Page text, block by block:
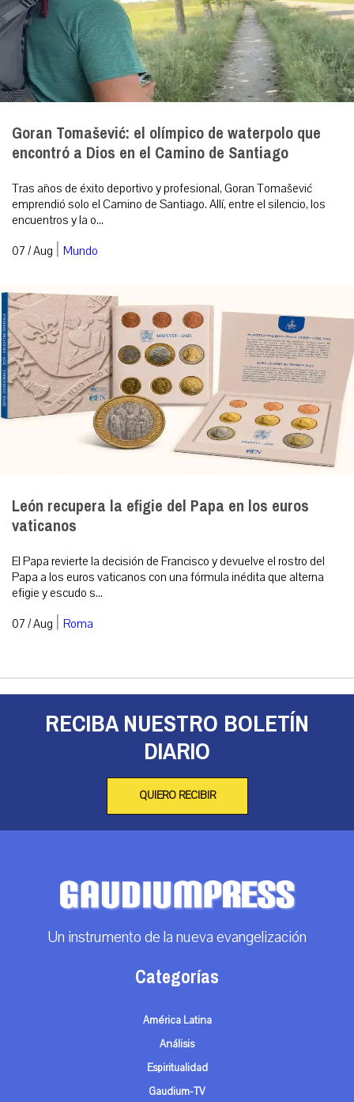
Goran Tomašević: el olímpico de waterpolo que
encontró a Dios en el Camino de Santiago
Tras años de éxito deportivo y profesional, Goran Tomašević
emprendió solo el Camino de Santiago. Allí, entre el silencio, los
encuentros y la o...
07 / Aug | Mundo
León recupera la efigie del Papa en los euros
vaticanos
El Papa revierte la decisión de Francisco y devuelve el rostro del
Papa a los euros vaticanos con una fórmula inédita que alterna
efigie y escudo s...
07 / Aug | Roma
RECIBA NUESTRO BOLETÍN
DIARIO
QUIERO RECIBIR
Un instrumento de la nueva evangelización
Categorías
América Latina
Análisis
Espiritualidad
Gaudium-TV